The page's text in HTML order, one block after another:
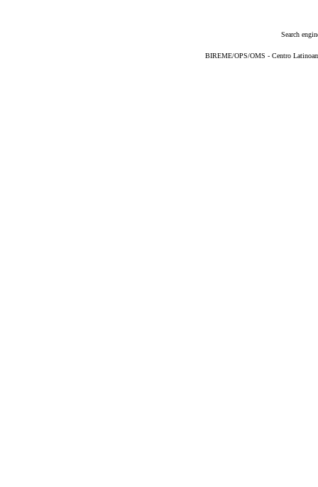
Search
BIREME/OPS/OMS - Centro